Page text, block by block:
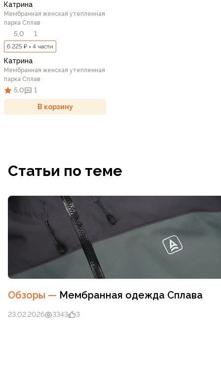
Катрина
Мембранная женская утепленная
парка Сплав
5,0 1
6 225 ₽ × 4 части
Катрина
Мембранная женская утепленная
парка Сплав
5,0 1
В корзину
Статьи по теме
Обзоры — Мембранная одежда Сплава
23.02.2026 3343 3